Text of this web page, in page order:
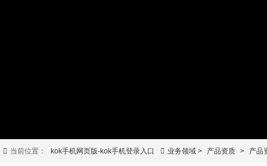
当前位置： kok手机网页版-kok手机登录入口 业务领域 > 产品资质 > 产品